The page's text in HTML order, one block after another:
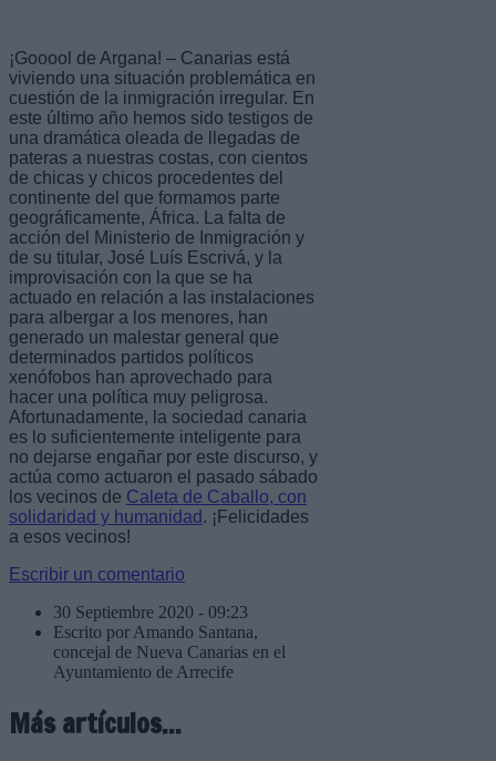
¡Gooool de Argana! – Canarias está
viviendo una situación problemática en
cuestión de la inmigración irregular. En
este último año hemos sido testigos de
una dramática oleada de llegadas de
pateras a nuestras costas, con cientos
de chicas y chicos procedentes del
continente del que formamos parte
geográficamente, África. La falta de
acción del Ministerio de Inmigración y
de su titular, José Luís Escrivá, y la
improvisación con la que se ha
actuado en relación a las instalaciones
para albergar a los menores, han
generado un malestar general que
determinados partidos políticos
xenófobos han aprovechado para
hacer una política muy peligrosa.
Afortunadamente, la sociedad canaria
es lo suficientemente inteligente para
no dejarse engañar por este discurso, y
actúa como actuaron el pasado sábado
los vecinos de Caleta de Caballo, con
solidaridad y humanidad . ¡Felicidades
a esos vecinos!
Escribir un comentario
30 Septiembre 2020 - 09:23
Escrito por Amando Santana,
concejal de Nueva Canarias en el
Ayuntamiento de Arrecife
Más artículos...